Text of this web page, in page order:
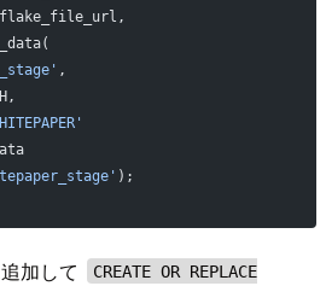
,
);
加して
CREATE OR REPLACE